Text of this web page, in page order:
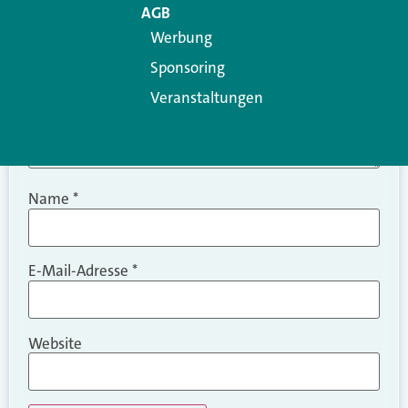
Name *
E-Mail-Adresse *
Website
AGB
Werbung
Sponsoring
Veranstaltungen